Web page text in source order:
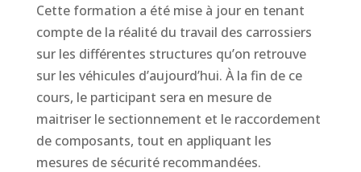
Cette formation a été mise à jour en tenant
compte de la réalité du travail des carrossiers
sur les différentes structures qu’on retrouve
sur les véhicules d’aujourd’hui. À la fin de ce
cours, le participant sera en mesure de
maitriser le sectionnement et le raccordement
de composants, tout en appliquant les
mesures de sécurité recommandées.